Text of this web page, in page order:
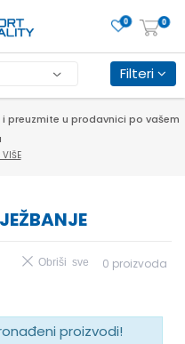
0
0
i preuzmite u prodavnici po vašem
Filteri
0 proizvoda
Obriši sve
proizvodi!